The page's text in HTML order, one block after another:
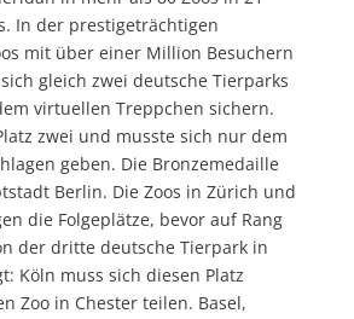
In der prestigeträchtigen
mit über einer Million Besuchern
gleich zwei deutsche Tierparks
virtuellen Treppchen sichern.
zwei und musste sich nur dem
geben. Die Bronzemedaille
Berlin. Die Zoos in Zürich und
die Folgeplätze, bevor auf Rang
der dritte deutsche Tierpark in
Köln muss sich diesen Platz
Zoo in Chester teilen. Basel,